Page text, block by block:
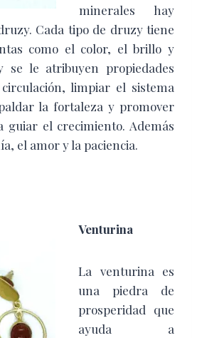
minerales hay
Cada tipo de druzy tiene
como el color, el brillo y
se le atribuyen propiedades
limpiar el sistema
la fortaleza y promover
guiar el crecimiento. Además
el amor y la paciencia.
Venturina
La venturina es
una piedra de
prosperidad que
ayuda a